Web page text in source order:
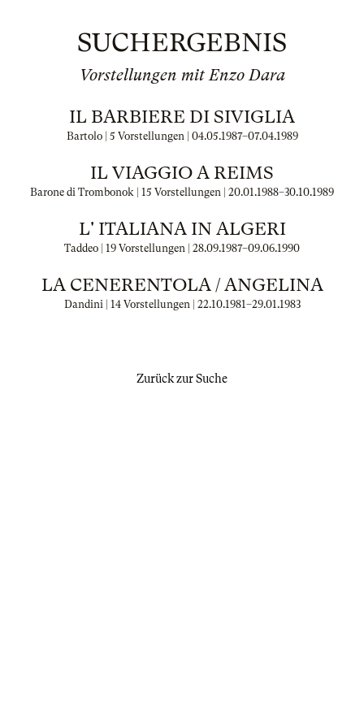
SUCHERGEBNIS
Vorstellungen mit Enzo Dara
IL BARBIERE DI SIVIGLIA
Bartolo | 5 Vorstellungen | 04.05.1987–07.04.1989
IL VIAGGIO A REIMS
Barone di Trombonok | 15 Vorstellungen | 20.01.1988–30.10.1989
L' ITALIANA IN ALGERI
Taddeo | 19 Vorstellungen | 28.09.1987–09.06.1990
LA CENERENTOLA / ANGELINA
Dandini | 14 Vorstellungen | 22.10.1981–29.01.1983
Zurück zur Suche